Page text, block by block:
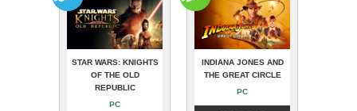
STAR WARS: KNIGHTS
OF THE OLD
REPUBLIC
PC
INDIANA JONES AND
THE GREAT CIRCLE
PC